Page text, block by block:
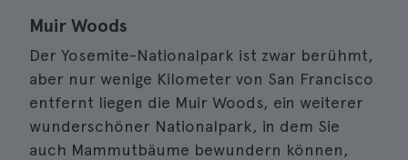
Muir Woods
Der Yosemite-Nationalpark ist zwar berühmt,
aber nur wenige Kilometer von San Francisco
entfernt liegen die Muir Woods, ein weiterer
wunderschöner Nationalpark, in dem Sie
auch Mammutbäume bewundern können,